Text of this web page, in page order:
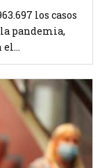
los casos
la pandemia,